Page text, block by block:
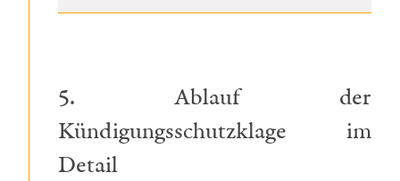
5. Ablauf der
Kündigungsschutzklage im
Detail